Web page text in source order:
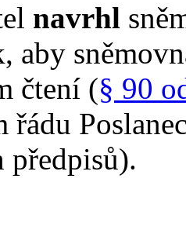
navrhl
aby
čtení (§ 90
řádu
předpisů).